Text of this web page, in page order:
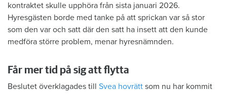
kontraktet skulle upphöra från sista januari 2026.
Hyresgästen borde med tanke på att sprickan var så stor
som den var och satt där den satt ha insett att den kunde
medföra större problem, menar hyresnämnden.
Får mer tid på sig att flytta
Beslutet överklagades till Svea hovrätt som nu har kommit